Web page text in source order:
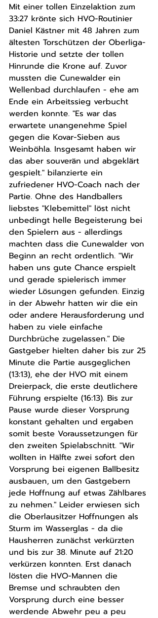
Mit einer tollen Einzelaktion zum
33:27 krönte sich HVO-Routinier
Daniel Kästner mit 48 Jahren zum
ältesten Torschützen der Oberliga-
Historie und setzte der tollen
Hinrunde die Krone auf. Zuvor
mussten die Cunewalder ein
Wellenbad durchlaufen - ehe am
Ende ein Arbeitssieg verbucht
werden konnte. "Es war das
erwartete unangenehme Spiel
gegen die Kovar-Sieben aus
Weinböhla. Insgesamt haben wir
das aber souverän und abgeklärt
gespielt." bilanzierte ein
zufriedener HVO-Coach nach der
Partie. Ohne des Handballers
liebstes "Klebemittel" löst nicht
unbedingt helle Begeisterung bei
den Spielern aus - allerdings
machten dass die Cunewalder von
Beginn an recht ordentlich. "Wir
haben uns gute Chance erspielt
und gerade spielerisch immer
wieder Lösungen gefunden. Einzig
in der Abwehr hatten wir die ein
oder andere Herausforderung und
haben zu viele einfache
Durchbrüche zugelassen." Die
Gastgeber hielten daher bis zur 25
Minute die Partie ausgeglichen
(13:13), ehe der HVO mit einem
Dreierpack, die erste deutlichere
Führung erspielte (16:13). Bis zur
Pause wurde dieser Vorsprung
konstant gehalten und ergaben
somit beste Voraussetzungen für
den zweiten Spielabschnitt. "Wir
wollten in Hälfte zwei sofort den
Vorsprung bei eigenen Ballbesitz
ausbauen, um den Gastgebern
jede Hoffnung auf etwas Zählbares
zu nehmen." Leider erwiesen sich
die Oberlausitzer Hoffnungen als
Sturm im Wasserglas - da die
Hausherren zunächst verkürzten
und bis zur 38. Minute auf 21:20
verkürzen konnten. Erst danach
lösten die HVO-Mannen die
Bremse und schraubten den
Vorsprung durch eine besser
werdende Abwehr peu a peu